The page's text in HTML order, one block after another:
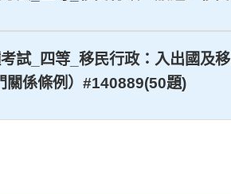
試_四等_移民行政：入出國及
關係條例）#140889(50題)